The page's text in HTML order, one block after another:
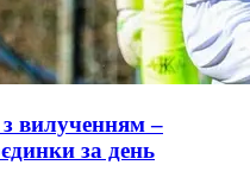
вилученням –
за день